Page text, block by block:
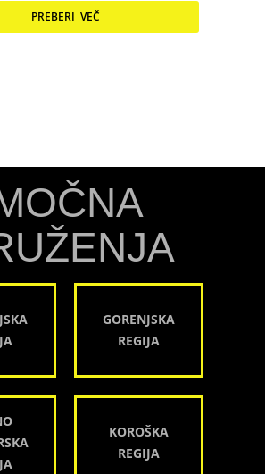
PREBERI VEČ
GORENJSKA
REGIJA
KOROŠKA
REGIJA